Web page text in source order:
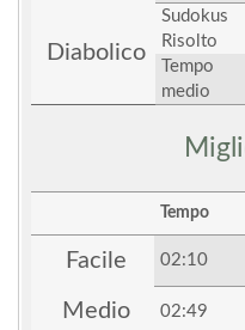
Diabolico
Sudokus
Risolto
Tempo
medio
Tempo
Facile 02:10
Medio 02:49